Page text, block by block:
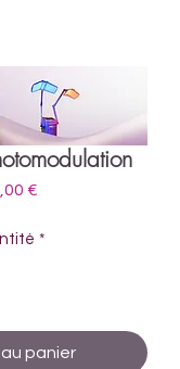
€Prix
*
panier